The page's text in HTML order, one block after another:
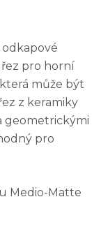
odkapové
pro horní
může být
z keramiky
geometrickými
pro
Medio-Matte